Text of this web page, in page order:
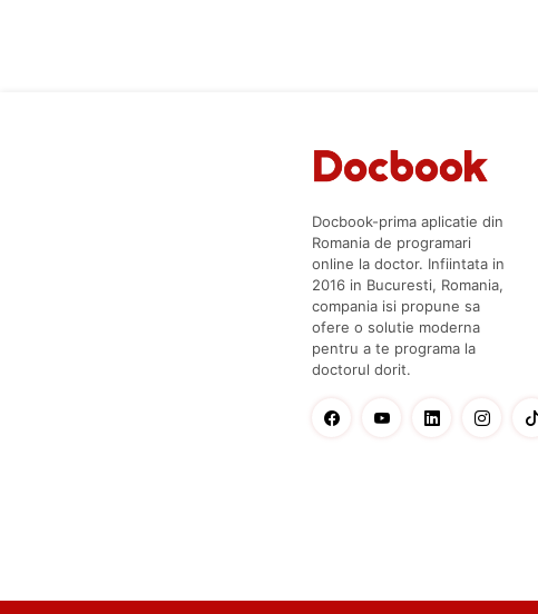
Docbook-prima aplicatie din
Romania de programari
online la doctor. Infiintata in
2016 in Bucuresti, Romania,
compania isi propune sa
ofere o solutie moderna
pentru a te programa la
doctorul dorit.